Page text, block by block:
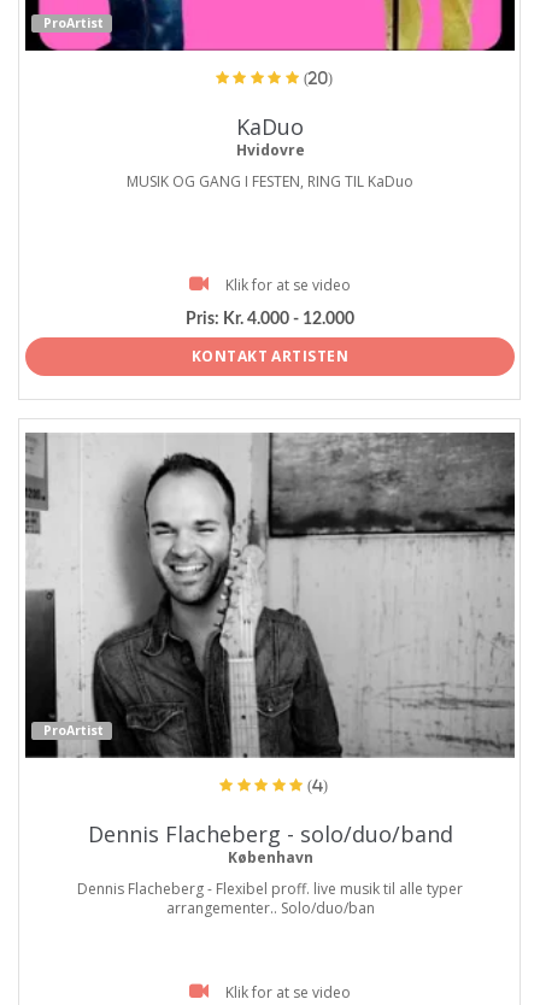
ProArtist
(20)
KaDuo
Hvidovre
MUSIK OG GANG I FESTEN, RING TIL KaDuo
Klik for at se video
Pris: Kr. 4.000 - 12.000
KONTAKT ARTISTEN
ProArtist
(4)
Dennis Flacheberg - solo/duo/band
København
Dennis Flacheberg - Flexibel proff. live musik til alle typer
arrangementer.. Solo/duo/ban
Klik for at se video